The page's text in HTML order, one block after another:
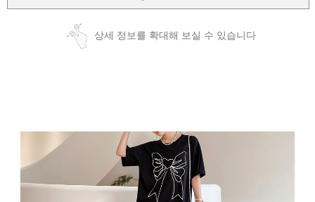
상세 정보를 확대해 보실 수 있습니다